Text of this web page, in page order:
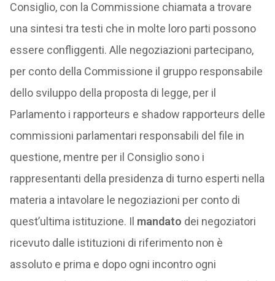
Consiglio, con la Commissione chiamata a trovare
una sintesi tra testi che in molte loro parti possono
essere confliggenti. Alle negoziazioni partecipano,
per conto della Commissione il gruppo responsabile
dello sviluppo della proposta di legge, per il
Parlamento i rapporteurs e shadow rapporteurs delle
commissioni parlamentari responsabili del file in
questione, mentre per il Consiglio sono i
rappresentanti della presidenza di turno esperti nella
materia a intavolare le negoziazioni per conto di
quest’ultima istituzione. Il mandato dei negoziatori
ricevuto dalle istituzioni di riferimento non è
assoluto e prima e dopo ogni incontro ogni